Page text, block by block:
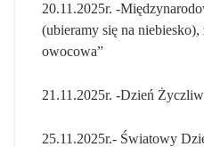
20.11.2025r. -
(ubieramy się na niebiesko),
owocowa”
21.11.2025r. -Dzień
25.11.2025r.- Światowy